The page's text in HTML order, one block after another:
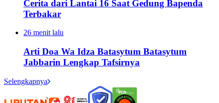
Cerita dari Lantai 16 Saat Gedung Bapenda
Terbakar
26 menit lalu
Arti Doa Wa Idza Batasytum Batasytum
Jabbarin Lengkap Tafsirnya
Selengkapnya